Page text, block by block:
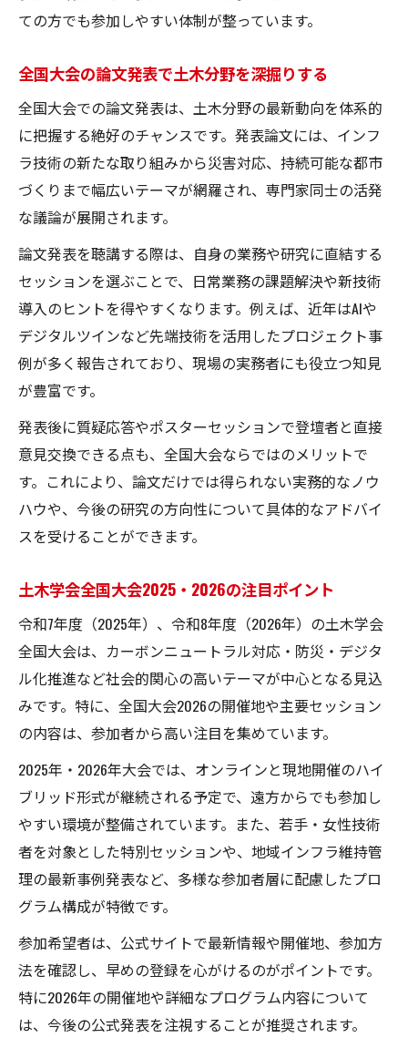
ての方でも参加しやすい体制が整っています。
全国大会の論文発表で土木分野を深掘りする
全国大会での論文発表は、土木分野の最新動向を体系的
に把握する絶好のチャンスです。発表論文には、インフ
ラ技術の新たな取り組みから災害対応、持続可能な都市
づくりまで幅広いテーマが網羅され、専門家同士の活発
な議論が展開されます。
論文発表を聴講する際は、自身の業務や研究に直結する
セッションを選ぶことで、日常業務の課題解決や新技術
導入のヒントを得やすくなります。例えば、近年はAIや
デジタルツインなど先端技術を活用したプロジェクト事
例が多く報告されており、現場の実務者にも役立つ知見
が豊富です。
発表後に質疑応答やポスターセッションで登壇者と直接
意見交換できる点も、全国大会ならではのメリットで
す。これにより、論文だけでは得られない実務的なノウ
ハウや、今後の研究の方向性について具体的なアドバイ
スを受けることができます。
土木学会全国大会2025・2026の注目ポイント
令和7年度（2025年）、令和8年度（2026年）の土木学会
全国大会は、カーボンニュートラル対応・防災・デジタ
ル化推進など社会的関心の高いテーマが中心となる見込
みです。特に、全国大会2026の開催地や主要セッション
の内容は、参加者から高い注目を集めています。
2025年・2026年大会では、オンラインと現地開催のハイ
ブリッド形式が継続される予定で、遠方からでも参加し
やすい環境が整備されています。また、若手・女性技術
者を対象とした特別セッションや、地域インフラ維持管
理の最新事例発表など、多様な参加者層に配慮したプロ
グラム構成が特徴です。
参加希望者は、公式サイトで最新情報や開催地、参加方
法を確認し、早めの登録を心がけるのがポイントです。
特に2026年の開催地や詳細なプログラム内容について
は、今後の公式発表を注視することが推奨されます。